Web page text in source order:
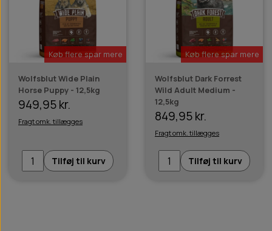
Køb flere spar mere
Wolfsblut Wide Plain
Horse Puppy - 12,5kg
949,95 kr.
Fragt omk. tillægges
Tilføj til kurv
Køb flere spar mere
Wolfsblut Dark Forrest
Wild Adult Medium -
12,5kg
849,95 kr.
Fragt omk. tillægges
Tilføj til kurv